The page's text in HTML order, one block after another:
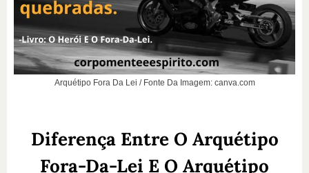
Arquétipo Fora Da Lei / Fonte Da Imagem: canva.com
Diferença Entre O Arquétipo
Fora-Da-Lei E O Arquétipo